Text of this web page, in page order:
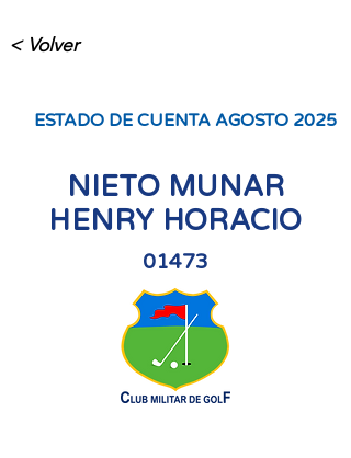
< Volver
ESTADO DE CUENTA AGOSTO 2025
NIETO MUNAR
HENRY HORACIO
01473